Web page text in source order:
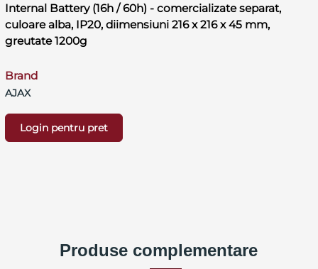
Internal Battery (16h / 60h) - comercializate separat,
culoare alba, IP20, diimensiuni 216 x 216 x 45 mm,
greutate 1200g
Brand
AJAX
Login pentru pret
Produse complementare